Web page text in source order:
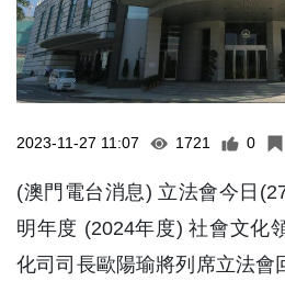
2023-11-27 11:07 1721 0
(澳門電台消息) 立法會今日
明年度 (2024年度) 社會文化
化司司長歐陽瑜將列席立法會